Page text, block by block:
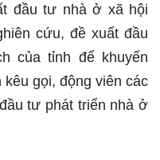
đầu tư nhà ở xã hội
cứu, đề xuất đầu
của tỉnh để khuyến
gọi, động viên các
tư phát triển nhà ở